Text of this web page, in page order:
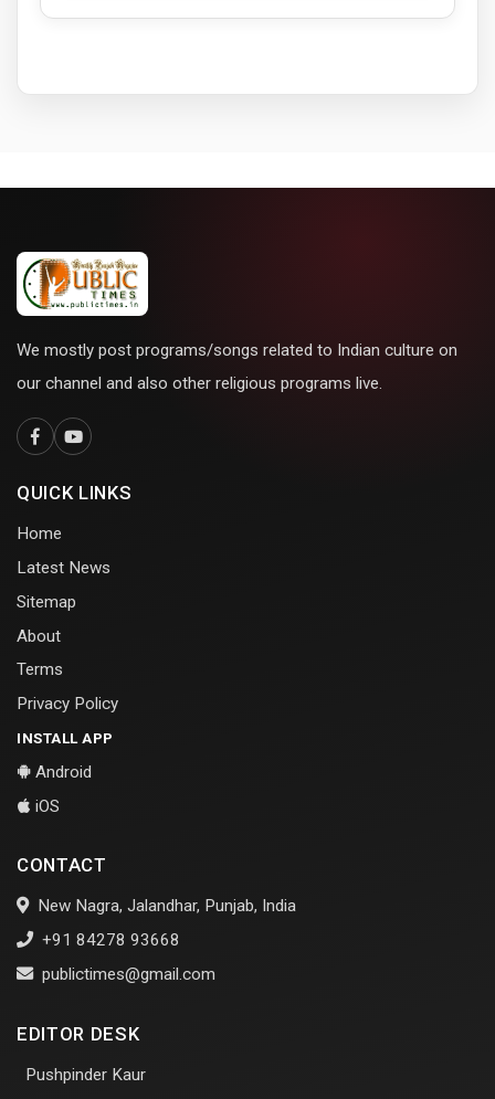
We mostly post programs/songs related to Indian culture on
our channel and also other religious programs live.
QUICK LINKS
Home
Latest News
Sitemap
About
Terms
Privacy Policy
INSTALL APP
Android
iOS
CONTACT
New Nagra, Jalandhar, Punjab, India
+91 84278 93668
publictimes@gmail.com
EDITOR DESK
Pushpinder Kaur